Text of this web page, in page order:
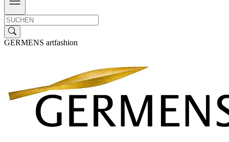
GERMENS artfashion